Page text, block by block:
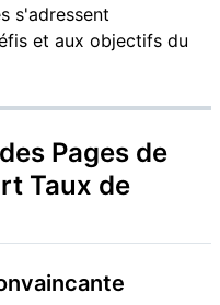
s'adressent
et aux objectifs du
Pages de
Taux de